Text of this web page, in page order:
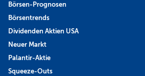
Börsen-Prognosen
Börsentrends
Dividenden Aktien USA
Neuer Markt
Palantir-Aktie
Squeeze-Outs